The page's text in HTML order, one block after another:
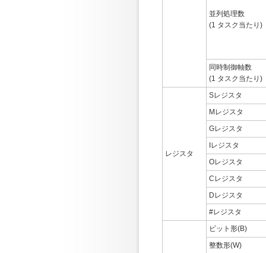
並列処理数
(1 タスク当たり)
同時制御軸数
(1 タスク当たり)
レジスタ
Sレジスタ
Mレジスタ
Gレジスタ
Iレジスタ
Oレジスタ
Cレジスタ
Dレジスタ
#レジスタ
ビット形(B)
整数形(W)